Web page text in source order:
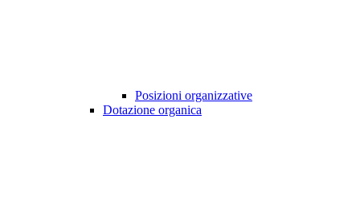
Posizioni organizzative
Dotazione organica